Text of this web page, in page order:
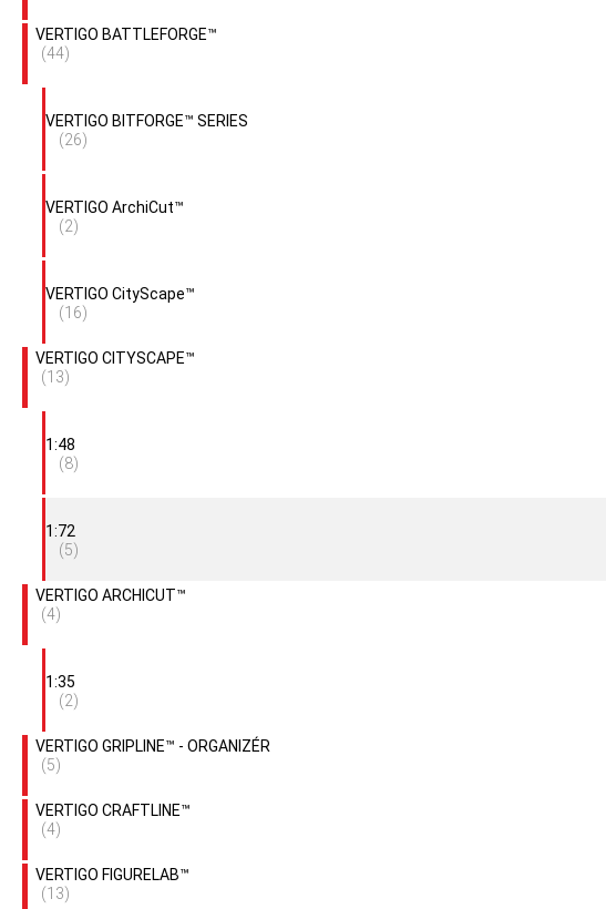
VERTIGO BATTLEFORGE™
(44)
VERTIGO BITFORGE™ SERIES
(26)
VERTIGO ArchiCut™
(2)
VERTIGO CityScape™
(16)
VERTIGO CITYSCAPE™
(13)
1:48
(8)
1:72
(5)
VERTIGO ARCHICUT™
(4)
1:35
(2)
VERTIGO GRIPLINE™ - ORGANIZÉR
(5)
VERTIGO CRAFTLINE™
(4)
VERTIGO FIGURELAB™
(13)